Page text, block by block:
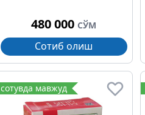
480 000 СЎМ
Сотиб олиш
сотувда мавжуд